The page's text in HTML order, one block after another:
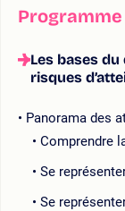
Programme
Les bases
risques
Panorama des
Comprendre
Se
Se